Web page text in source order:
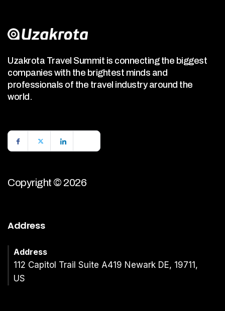
Uzakrota Travel Summit is connecting the biggest
companies with the brightest minds and
professionals of the travel industry around the
world.
Copyright © 2026
Address
Address
112 Capitol Trail Suite A419 Newark DE, 19711,
US